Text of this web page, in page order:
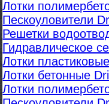
Лотки
Пескоуловители
Решетки
Гидравлическое
Лотки
Лотки бетонные
Лотки